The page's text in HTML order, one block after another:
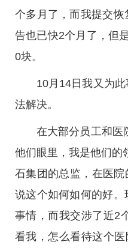
个多月了，而我提交
告也已快2个月了，但
0块。
10月14日我又为
法解决。
在大部分员工和医
他们眼里，我是他们的
石集团的总监，在医
说这个如何如何的好
事情，而我交涉了近2
看我，怎么看待这个